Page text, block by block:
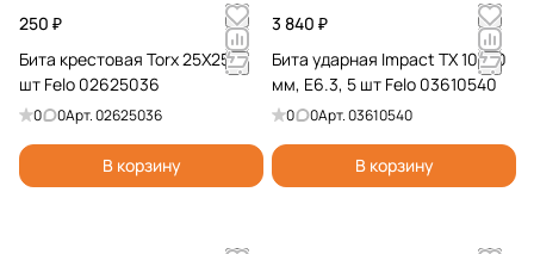
250 ₽
Бита крестовая Torx 25X25, 2
шт Felo 02625036
0 0Арт.02625036
В корзину
3 840 ₽
Бита ударная Impact TX 10, 50
мм, E6.3, 5 шт Felo 03610540
0 0Арт.03610540
В корзину